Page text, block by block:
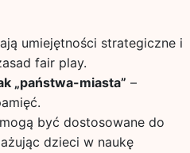
umiejętności strategiczne i
fair play.
„państwa-miasta” –
być dostosowane do
dzieci w naukę